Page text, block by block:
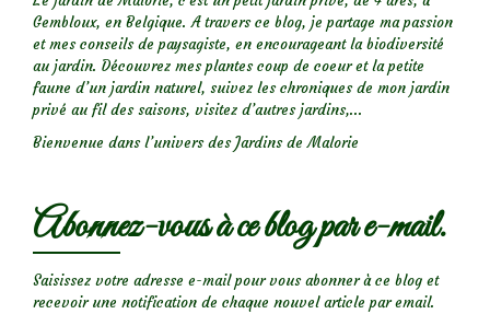
Gembloux, en Belgique. A travers ce blog, je partage ma passion
et mes conseils de paysagiste, en encourageant la biodiversité
au jardin. Découvrez mes plantes coup de coeur et la petite
faune d’un jardin naturel, suivez les chroniques de mon jardin
privé au fil des saisons, visitez d’autres jardins,...
Bienvenue dans l’univers des Jardins de Malorie
Abonnez-vous à ce blog par e-mail.
Saisissez votre adresse e-mail pour vous abonner à ce blog et
recevoir une notification de chaque nouvel article par email.